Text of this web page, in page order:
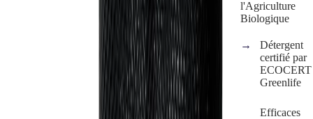
l'Agriculture
Biologique
Détergent
certifié par
ECOCERT
Greenlife
Efficaces